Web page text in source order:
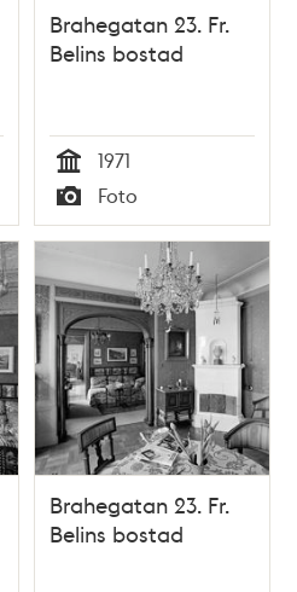
Brahegatan 23. Fr.
Belins bostad
Tid
1971
Typ
Foto
Brahegatan 23. Fr.
Belins bostad